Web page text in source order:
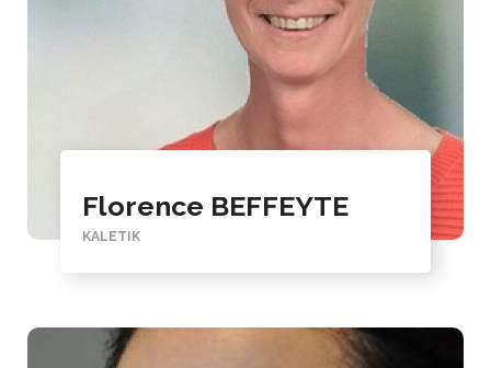
Florence BEFFEYTE
KALETIK